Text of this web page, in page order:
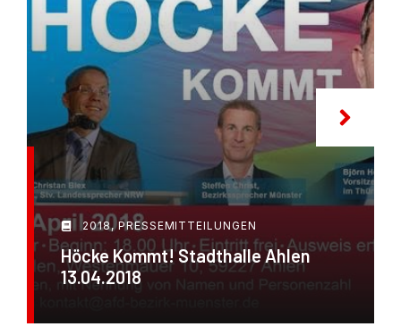
2018,PRESSEMITTEILUNGEN
Höcke Kommt! Stadthalle Ahlen
13.04.2018